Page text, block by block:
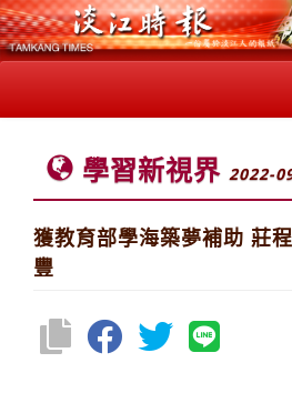
學習新視界 2022-
獲教育部學海築夢補助 莊
豐